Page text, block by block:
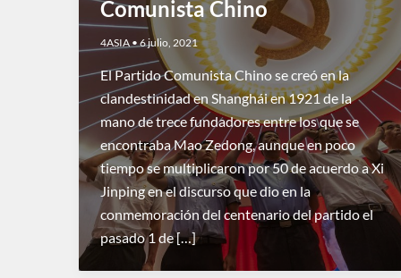
Comunista Chino
4ASIA•6 julio, 2021
El Partido Comunista Chino se creó en la
clandestinidad en Shanghái en 1921 de la
mano de trece fundadores entre los que se
encontraba Mao Zedong, aunque en poco
tiempo se multiplicaron por 50 de acuerdo a Xi
Jinping en el discurso que dio en la
conmemoración del centenario del partido el
pasado 1 de […]